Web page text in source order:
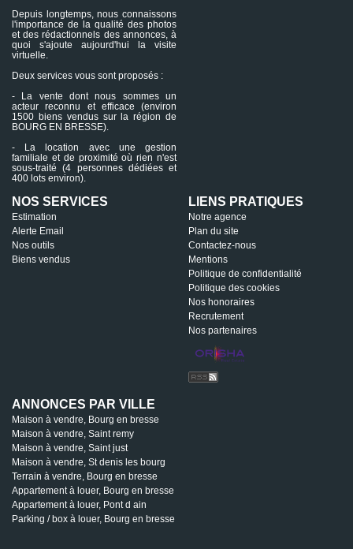
Depuis longtemps, nous connaissons
l'importance de la qualité des photos
et des rédactionnels des annonces, à
quoi s'ajoute aujourd'hui la visite
virtuelle.
Deux services vous sont proposés :
- La vente dont nous sommes un
acteur reconnu et efficace (environ
1500 biens vendus sur la région de
BOURG EN BRESSE).
- La location avec une gestion
familiale et de proximité où rien n'est
sous-traité (4 personnes dédiées et
400 lots environ).
NOS SERVICES
Estimation
Alerte Email
Nos outils
Biens vendus
LIENS PRATIQUES
Notre agence
Plan du site
Contactez-nous
Mentions
Politique de confidentialité
Politique des cookies
Nos honoraires
Recrutement
Nos partenaires
ANNONCES PAR VILLE
Maison à vendre, Bourg en bresse
Maison à vendre, Saint remy
Maison à vendre, Saint just
Maison à vendre, St denis les bourg
Terrain à vendre, Bourg en bresse
Appartement à louer, Bourg en bresse
Appartement à louer, Pont d ain
Parking / box à louer, Bourg en bresse